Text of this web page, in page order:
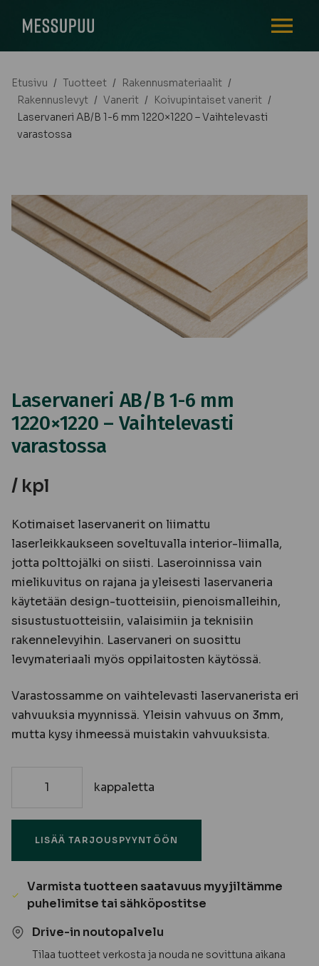
Etusivu / Tuotteet / Rakennusmateriaalit /
Rakennuslevyt / Vanerit / Koivupintaiset vanerit /
Laservaneri AB/B 1-6 mm 1220×1220 – Vaihtelevasti
varastossa
Laservaneri AB/B 1-6 mm
1220×1220 – Vaihtelevasti
varastossa
/ kpl
Kotimaiset laservanerit on liimattu
laserleikkaukseen soveltuvalla interior-liimalla,
jotta polttojälki on siisti. Laseroinnissa vain
mielikuvitus on rajana ja yleisesti laservaneria
käytetään design-tuotteisiin, pienoismalleihin,
sisustustuotteisiin, valaisimiin ja teknisiin
rakennelevyihin. Laservaneri on suosittu
levymateriaali myös oppilaitosten käytössä.
Varastossamme on vaihtelevasti laservanerista eri
vahvuuksia myynnissä. Yleisin vahvuus on 3mm,
mutta kysy ihmeessä muistakin vahvuuksista.
Laservaneri
mm
1220x1220
-
Vaihtelevasti
varastossa
määrä
kappaletta
LISÄÄ TARJOUSPYYNTÖÖN
Varmista tuotteen saatavuus myyjiltämme
puhelimitse tai sähköpostitse
Drive-in noutopalvelu
Tilaa tuotteet verkosta ja nouda ne sovittuna aikana